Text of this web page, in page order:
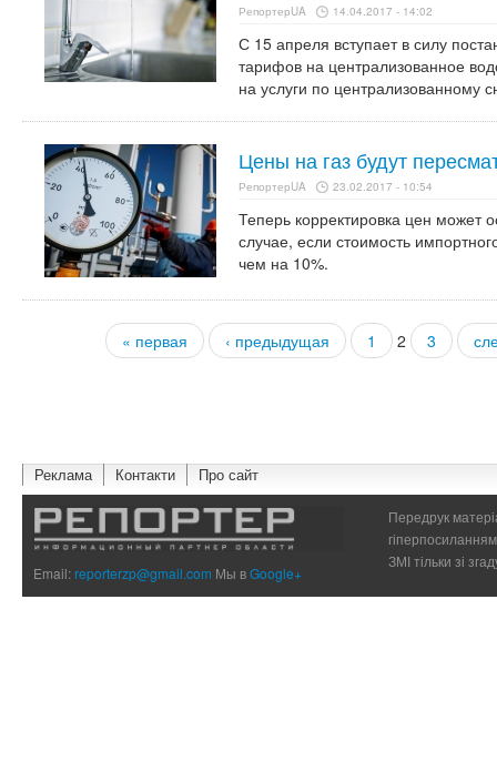
РепортерUA 14.04.2017 - 14:02
С 15 апреля вступает в силу
тарифов на централизованное
на услуги по централизованному
Цены на газ будут
РепортерUA 23.02.2017 - 10:54
Теперь корректировка цен может
случае, если стоимость
чем на 10%.
« первая ‹ предыдущая 1 2 3
Реклама Контакти Про сайт
Email:reporterzp@gmail.com Мы вGoogle+
Передрук
ЗМІ тільки зі